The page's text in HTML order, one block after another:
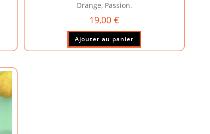
Orange, Passion.
19,00 €
Ajouter au panier